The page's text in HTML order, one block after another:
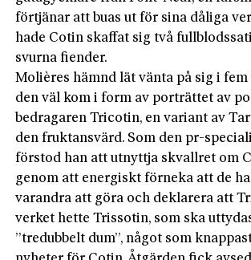
förtjänar att buas ut för sina dåliga
hade Cotin skaffat sig två
svurna fiender.
Molières hämnd lät vänta på sig i fem
den väl kom i form av porträttet av
bedragaren Tricotin, en variant av
den fruktansvärd. Som den pr-
förstod han att utnyttja skvallret om
genom att energiskt förneka att de
varandra att göra och deklarera att
verket hette Trissotin, som ska
”tredubbelt dum”, något som